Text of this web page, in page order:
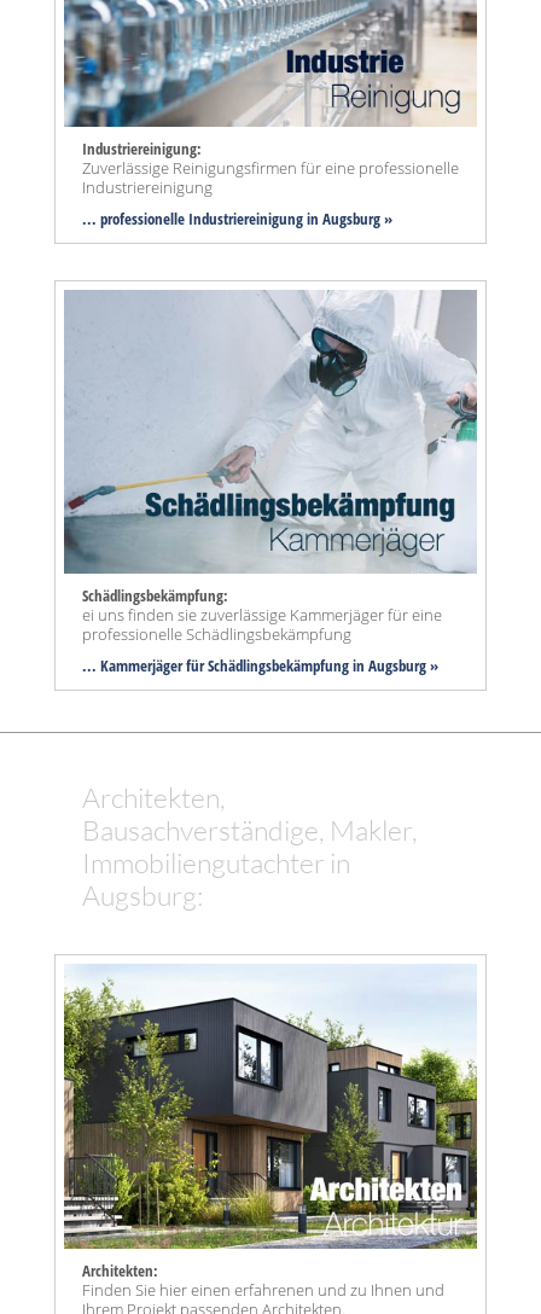
Industriereinigung:
Zuverlässige Reinigungsfirmen für eine professionelle
Industriereinigung
... professionelle Industriereinigung in Augsburg »
Schädlingsbekämpfung:
ei uns finden sie zuverlässige Kammerjäger für eine
professionelle Schädlingsbekämpfung
... Kammerjäger für Schädlingsbekämpfung in Augsburg »
Architekten,
Bausachverständige, Makler,
Immobiliengutachter in
Augsburg:
Architekten:
Finden Sie hier einen erfahrenen und zu Ihnen und
Ihrem Projekt passenden Architekten.